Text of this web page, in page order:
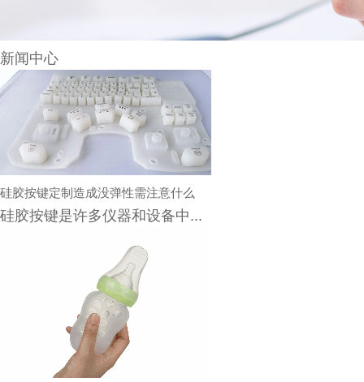
新闻中心
硅胶按键定制造成没弹性需注意什么
硅胶按键是许多仪器和设备中...